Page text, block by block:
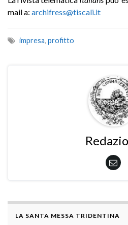
mail a: archifress@tiscali.it
impresa, profitto
LA SANTA MESSA TRIDENTINA